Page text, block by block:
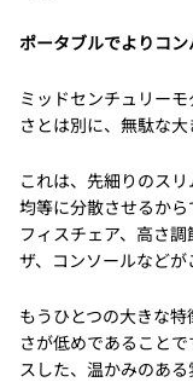
ポータブルでよりコ
ミッドセンチュリー
さとは別に、無駄な
これは、先細りのス
均等に分散させるか
フィスチェア、高さ
ザ、コンソールなどが
もうひとつの大きな
さが低めであること
スした、温かみのある